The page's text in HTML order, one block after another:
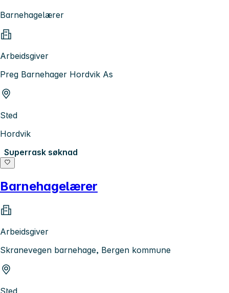
Barnehagelærer
Arbeidsgiver
Preg Barnehager Hordvik As
Sted
Hordvik
Superrask søknad
Barnehagelærer
Arbeidsgiver
Skranevegen barnehage, Bergen kommune
Sted